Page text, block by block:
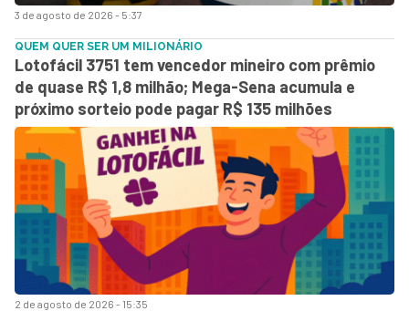
3 de agosto de 2026 - 5:37
2 de agosto de 2026 - 15:35
QUEM QUER SER UM MILIONÁRIO
Lotofácil 3751 tem vencedor mineiro com prêmio
de quase R$ 1,8 milhão; Mega-Sena acumula e
próximo sorteio pode pagar R$ 135 milhões